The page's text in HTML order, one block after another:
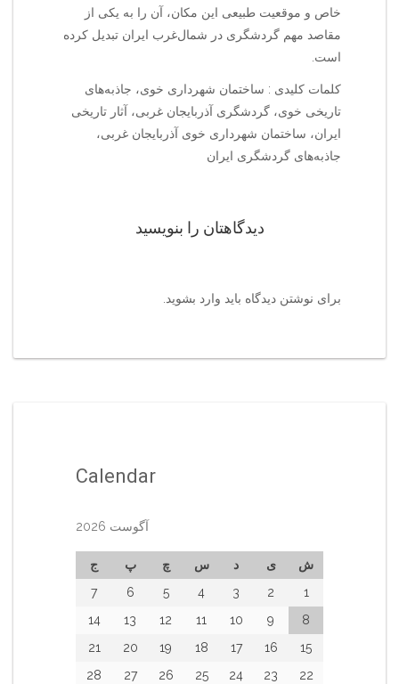
خاص و موقعیت طبیعی این مکان، آن را به یکی از
مقاصد مهم گردشگری در شمال‌غرب ایران تبدیل کرده
است.
کلمات کلیدی : ساختمان شهرداری خوی، جاذبه‌های
تاریخی خوی، گردشگری آذربایجان غربی، آثار تاریخی
ایران، ساختمان شهرداری خوی آذربایجان غربی،
جاذبه‌های گردشگری ایران
دیدگاهتان را بنویسید
برای نوشتن دیدگاه باید وارد بشوید
Calendar
آگوست 2026
ش ی د س چ پ
ج
1
2
3
4
5
6
7
8
9
10
11
12
13
14
15
16
17
18
19
20
21
22
23
24
25
26
27
28